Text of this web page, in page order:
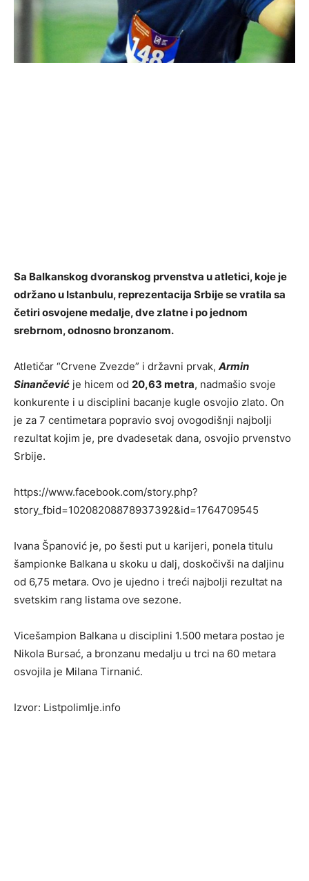
Sa Balkanskog dvoranskog prvenstva u atletici, koje je
održano u Istanbulu, reprezentacija Srbije se vratila sa
četiri osvojene medalje, dve zlatne i po jednom
srebrnom, odnosno bronzanom.
Atletičar “Crvene Zvezde” i državni prvak, Armin
Sinančević je hicem od 20,63 metra, nadmašio svoje
konkurente i u disciplini bacanje kugle osvojio zlato. On
je za 7 centimetara popravio svoj ovogodišnji najbolji
rezultat kojim je, pre dvadesetak dana, osvojio prvenstvo
Srbije.
https://www.facebook.com/story.php?
story_fbid=10208208878937392&id=1764709545
Ivana Španović je, po šesti put u karijeri, ponela titulu
šampionke Balkana u skoku u dalj, doskočivši na daljinu
od 6,75 metara. Ovo je ujedno i treći najbolji rezultat na
svetskim rang listama ove sezone.
Vicešampion Balkana u disciplini 1.500 metara postao je
Nikola Bursać, a bronzanu medalju u trci na 60 metara
osvojila je Milana Tirnanić.
Izvor: Listpolimlje.info